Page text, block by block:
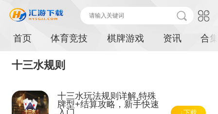
首页 体育竞技 棋牌游戏 资讯 合
十三水规则
十三水玩法规则详解,特殊
牌型+结算攻略，新手快速